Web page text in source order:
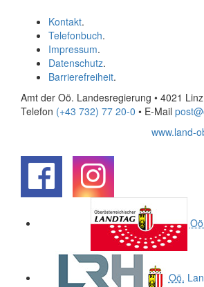
Kontakt.
Telefonbuch.
Impressum.
Datenschutz.
Barrierefreiheit.
Amt der Oö. Landesregierung • 4021
Telefon (+43 732) 77 20-0 • E-Mail
www.land-
Oö.